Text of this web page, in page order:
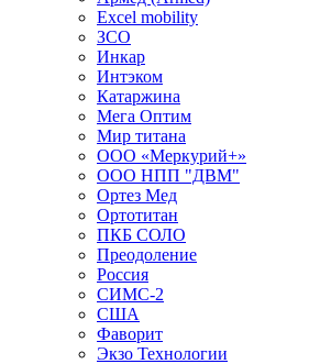
Еxcel mobility
ЗСО
Инкар
Интэком
Катаржина
Мега Оптим
Мир титана
ООО «Меркурий+»
ООО НПП "ДВМ"
Ортез Мед
Ортотитан
ПКБ СОЛО
Преодоление
Россия
СИМС-2
США
Фаворит
Экзо Технологии